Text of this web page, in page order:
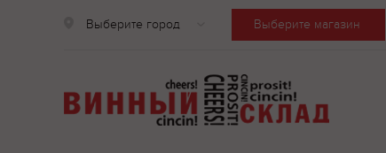
Выберите город Выберите магазин